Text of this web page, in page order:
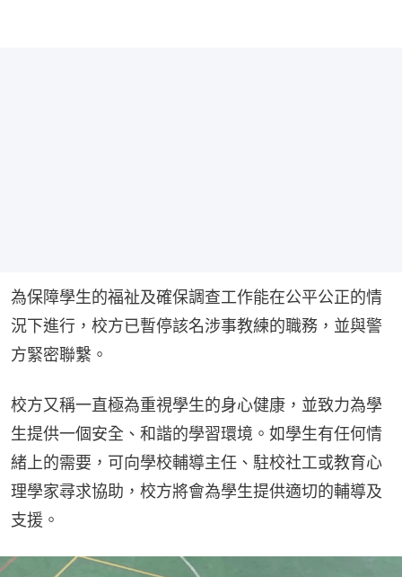
為保障學生的福祉及確保調查工作能在公平公正的情
況下進行，校方已暫停該名涉事教練的職務，並與警
方緊密聯繫。
校方又稱一直極為重視學生的身心健康，並致力為學
生提供一個安全、和諧的學習環境。如學生有任何情
緒上的需要，可向學校輔導主任、駐校社工或教育心
理學家尋求協助，校方將會為學生提供適切的輔導及
支援。